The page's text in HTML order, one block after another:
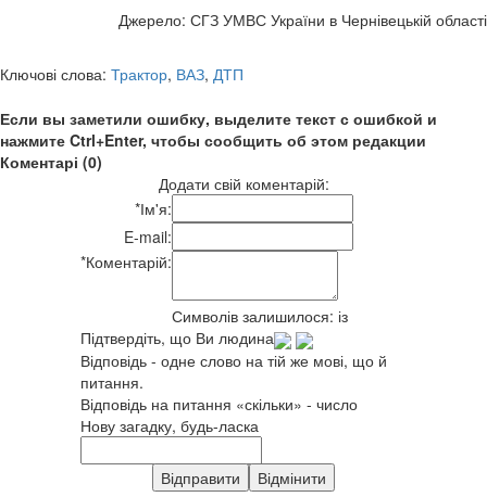
Джерело: СГЗ УМВС України в Чернівецькій області
Ключові слова: Трактор, ВАЗ, ДТП
Если вы заметили ошибку, выделите текст с ошибкой и
нажмите Ctrl+Enter, чтобы сообщить об этом редакции
Коментарі (0)
Додати свій коментарій:
*Ім'я:
E-mail:
*Коментарій:
Символів залишилося: із
Підтвердіть, що Ви людина
Відповідь - одне слово на тій же мові, що й
питання.
Відповідь на питання «скільки» - число
Нову загадку, будь-ласка